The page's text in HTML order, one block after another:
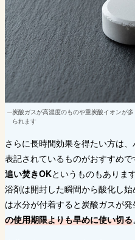
炭酸ガスが高濃度のものや重炭酸イオンが
られます
さらに長時間効果を得たい方は
表記されているものがおすすめで
追い焚きOKというものもありま
浴剤は開封した瞬間から酸化し
は水分が付着すると炭酸ガスが
の使用期限よりも早めに使い切る